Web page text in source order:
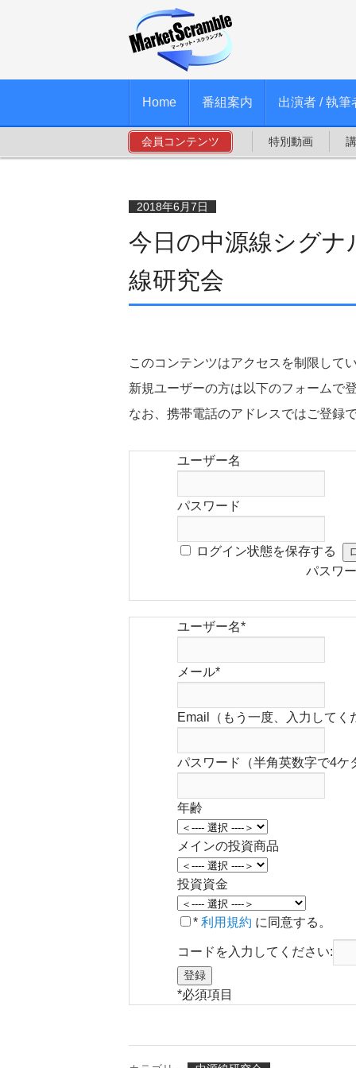
Home 番組案内 出演者 / 執筆
会員コンテンツ 特別動画
今日の中源線シグナ
線研究会
2018年6月7日
このコンテンツはアクセスを制限して
新規ユーザーの方は以下のフォームで
なお、携帯電話のアドレスではご登録で
ユーザー名
パスワード
ログイン状態を保存する
パスワ
ユーザー名*
メール*
Email（もう一度、入力してく
パスワード（半角英数字で4ケ
年齢
メインの投資商品
投資資金
* 利用規約 に同意する。
コードを入力してください:
*必須項目